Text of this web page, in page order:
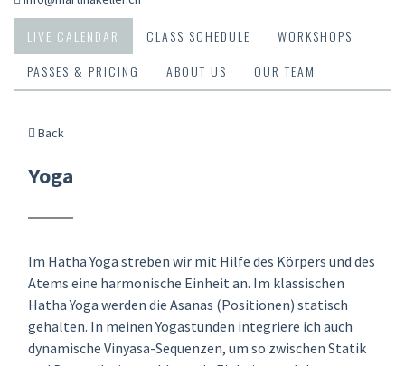
LIVE CALENDAR CLASS SCHEDULE
WORKSHOPS
PASSES & PRICING
ABOUT US OUR TEAM
Back
Yoga
Im Hatha Yoga streben wir mit Hilfe des Körpers und des
Atems eine harmonische Einheit an. Im klassischen
Hatha Yoga werden die Asanas (Positionen) statisch
gehalten. In meinen Yogastunden integriere ich auch
dynamische Vinyasa-Sequenzen, um so zwischen Statik